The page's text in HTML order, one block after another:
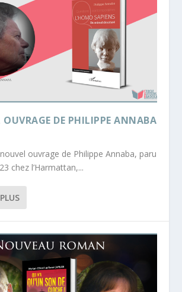
OUVRAGE DE PHILIPPE ANNABA
ouvrage de Philippe Annaba, paru
chez l’Harmattan,...